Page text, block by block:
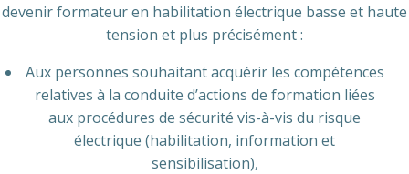
devenir formateur en habilitation électrique basse et haute
tension et plus précisément :
Aux personnes souhaitant acquérir les compétences
relatives à la conduite d’actions de formation liées
aux procédures de sécurité vis-à-vis du risque
électrique (habilitation, information et
sensibilisation),